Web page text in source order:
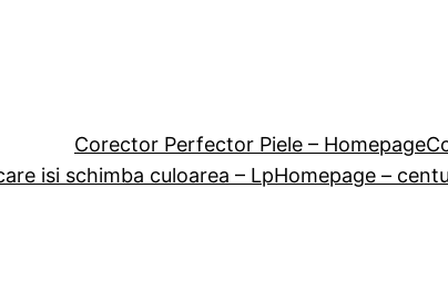
Corector Perfector Piele – Homepage
isi schimba culoarea – LpHomepage –